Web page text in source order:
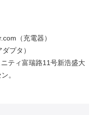
（充電器）
プタ）
ティ富瑞路11号新浩盛大
。